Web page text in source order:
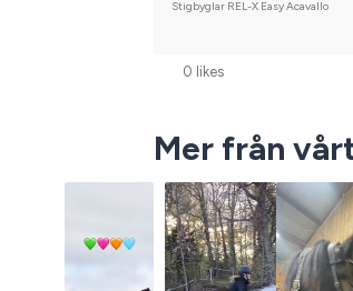
Stigbyglar REL-X Easy Acavallo
0 likes
Mer från